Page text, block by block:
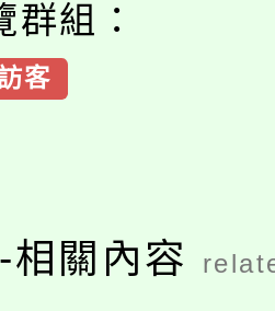
群組：
客
關內容